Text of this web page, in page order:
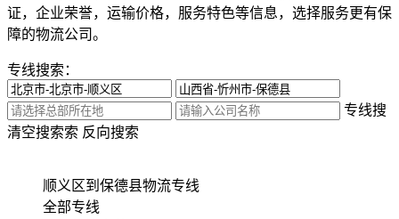
证，企业荣誉，运输价格，服务特色等信息，选择服务更有保
障的物流公司。
专线搜索：
专线搜
索 反向搜索
清空搜索
顺义区到保德县物流专线
全部专线